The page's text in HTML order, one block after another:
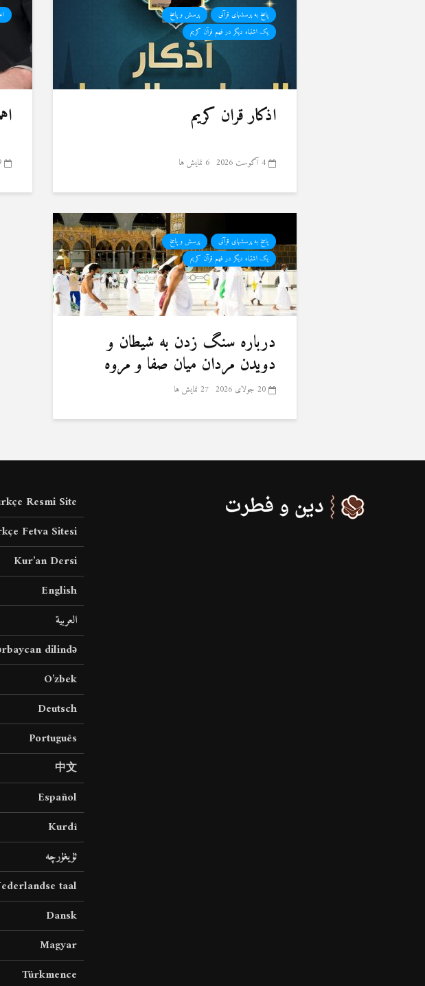
پاسخ به پرسشهای قرآنی
پرسش و پاسخ
یک اشتباه دیگر در فهم قرآن کریم
اذکار قران کریم
4 آگوست 2026 6 نمایش ها
پاسخ به پرسشهای قرآنی
پرسش و پاسخ
یک اشتباه دیگر در فهم قرآن کریم
درباره سنگ زدن به شیطان و
دویدن مردان میان صفا و مروه
20 جولای 2026 27 نمایش ها
Resmi Site
Fetva Sitesi
Kur’an Dersi
English
العربية
dilində
O’zbek
Deutsch
Português
中文
Español
Kurdî
ئۇيغۇرچە
taal
Dansk
Magyar
Türkmence